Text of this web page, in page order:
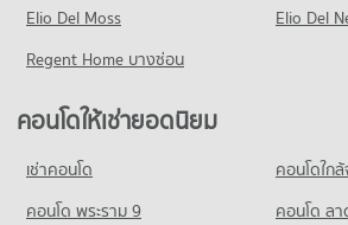
คอนโด รร.นานาชาติเอกมัย
คอนโดให้เช่า รร.นานาชาติเอกมัย
มีคอนโดให้เช่า 22,398 ประกาศ
ขายคอนโด รร.นานาชาติเอกมัย
มีคอนโดขาย 8,513 ประกาศ
คอนโด รร.ทรินิตี้ อินเตอร์เนชั่นแนล
มีคอนโดขาย 2,806 ประกาศ
คอนโด เมเจอร์ ซีนีเพล็กซ์ เอกมัย
คอนโดให้เช่า เมเจอร์ ซีนีเพล็กซ์ เอกมัย
มีคอนโดให้เช่า 45,476 ประกาศ
มีคอนโดขาย 16,392 ประกาศ
มีคอนโดให้เช่า 32,210 ประกาศ
ขายคอนโด ถนนเพชรบุรี (ตัดใหม่) กรุงเทพฯ
มีคอนโดขาย 11,381 ประกาศ
คอนโด ถนนสุขุมวิท
คอนโดให้เช่า ถนนสุขุมวิท
มีคอนโดให้เช่า 74,569 ประกาศ
523 โครงการ
คอนโดให้เช่า รพ.กล้วยน้ำไท
มีคอนโดให้เช่า 39,094 ประกาศ
ขายคอนโด รพ.กล้วยน้ำไท
มีคอนโดขาย 13,959 ประกาศ
คอนโด รพ.กรุงเทพ
626 โครงการ
Elio Del Moss
Elio Del
Regent Home บางซ่อน
คอนโดให้เช่ายอดนิยม
เช่าคอนโด
คอนโดใก
คอนโด พระราม 9
คอนโด ล